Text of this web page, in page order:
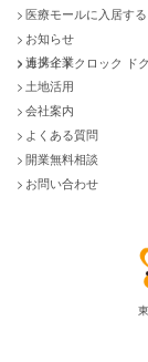
医療モールに入居する
お知らせ
カメイドクロック ド
連携企業
土地活用
会社案内
よくある質問
開業無料相談
お問い合わせ